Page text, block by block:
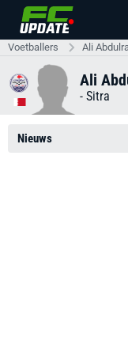
Voetballers Ali
Ali
- Sitra
Nieuws